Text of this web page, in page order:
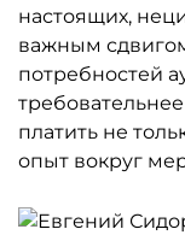
настоящих,
важным
потребностей
требовательнее
платить не
опыт вокруг